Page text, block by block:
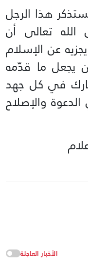
هذا الرجل
الله تعالى أن
عن الإسلام
يجعل ما قدّمه
في كل جهد
والإصلاح
الأخبار العاجلة